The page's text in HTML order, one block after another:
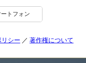
ートフォン
シー 著作権について